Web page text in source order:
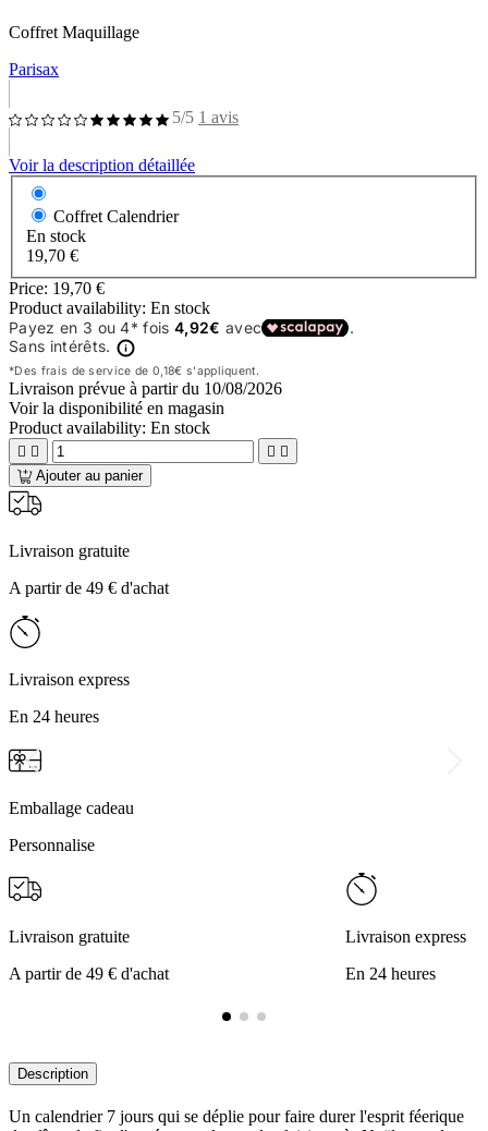
Coffret Maquillage
Parisax
5/5 1 avis
Voir la description détaillée
Coffret Calendrier
En stock
19,70 €
Price: 19,70 €
Product availability: En stock
Livraison prévue à partir du 10/08/2026
Voir la disponibilité en magasin
Product availability: En stock
   
Ajouter au panier
Livraison gratuite
A partir de 49 € d'achat
Livraison express
En 24 heures
Emballage cadeau
Personnalise
Livraison gratuite
A partir de 49 € d'achat
Livraison express
En 24 heures
Description
Un calendrier 7 jours qui se déplie pour faire durer l'esprit féerique